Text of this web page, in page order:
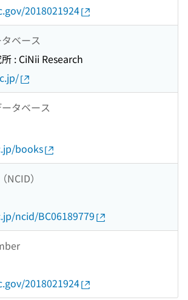
2018021924
ベース
: CiNii Research
タベース
books
）
ncid/BC06189779
2018021924